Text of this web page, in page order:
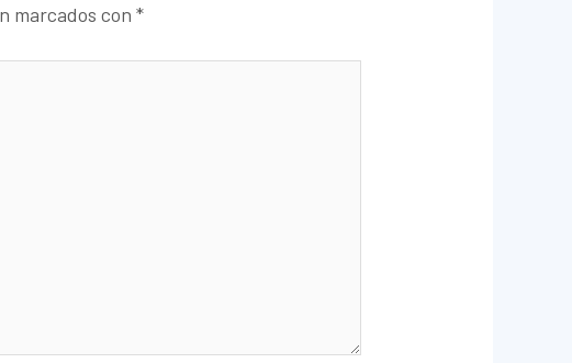
marcados con*